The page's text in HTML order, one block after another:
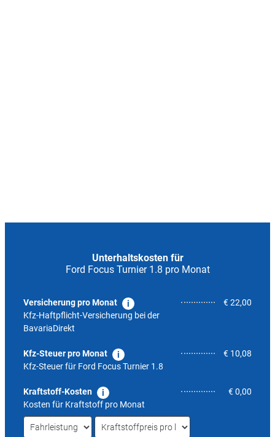
Unterhaltskosten für
Ford Focus Turnier 1.8 pro Monat
Versicherung pro Monat
Kfz-Haftpflicht-Versicherung bei der
BavariaDirekt
€ 22,00
Kfz-Steuer pro Monat
Kfz-Steuer für Ford Focus Turnier 1.8
€ 10,08
Kraftstoff-Kosten
Kosten für Kraftstoff pro Monat
€ 0,00